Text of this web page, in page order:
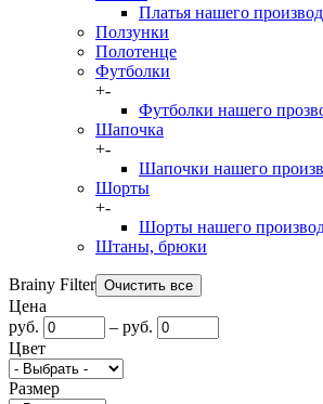
Платья нашего
Ползунки
Полотенце
Футболки
+-
Футболки нашего
Шапочка
+-
Шапочки нашего
Шорты
+-
Шорты нашего
Штаны, брюки
Brainy Filter
Цена
руб.
– руб.
Цвет
Размер